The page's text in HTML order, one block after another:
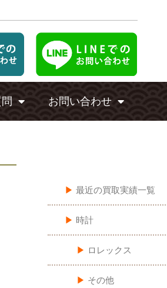
お問い合わせ
▶︎ 最近の買取実績一覧
▶︎ 時計
▶︎ ロレックス
▶︎ その他